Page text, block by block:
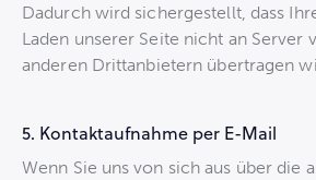
Dadurch wird sichergestellt, dass
Laden unserer Seite nicht an Server
anderen Drittanbietern übertragen
5. Kontaktaufnahme per E-Mail
Wenn Sie uns von sich aus über die